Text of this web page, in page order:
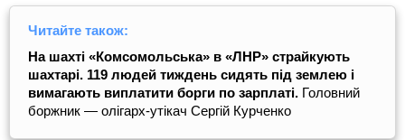
Читайте також:
На шахті «Комсомольська» в «ЛНР» страйкують
шахтарі. 119 людей тиждень сидять під землею і
вимагають виплатити борги по зарплаті. Головний
боржник — олігарх-утікач Сергій Курченко